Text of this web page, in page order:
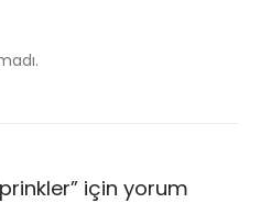
için yorum